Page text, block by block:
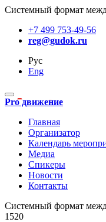
Системный формат
+7 499 753-49-56
reg@gudok.ru
Рус
Eng
Pro движение
Главная
Организатор
Календарь
Медиа
Спикеры
Новости
Контакты
Cистемный формат
1520